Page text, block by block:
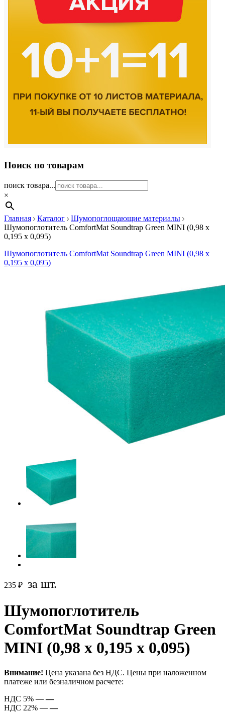
Поиск по товарам
поиск товара...
×
Главная Каталог
Шумопоглощающие материалы
Шумопоглотитель ComfortMat Soundtrap Green MINI (0,98 х
0,195 х 0,095)
Шумопоглотитель ComfortMat Soundtrap Green MINI (0,98 х
0,195 х 0,095)
235 ₽ за шт.
Шумопоглотитель
ComfortMat Soundtrap Green
MINI (0,98 х 0,195 х 0,095)
Внимание! Цена указана без НДС. Цены при наложенном
платеже или безналичном расчете:
НДС 5% ——
НДС 22% ——